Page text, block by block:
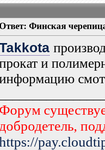
Ответ: Финская
и
Форум
добродетель,